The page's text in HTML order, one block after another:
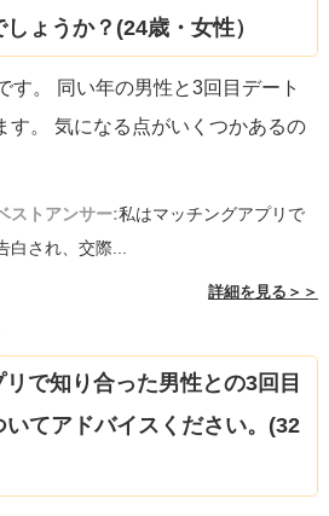
ょうか？(24歳・女性）
す。 同い年の男性と3回目デート
す。 気になる点がいくつかあるの
ストアンサー:私はマッチングアプリで
白され、交際...
詳細を見る＞＞
で知り合った男性との3回目
てアドバイスください。(32